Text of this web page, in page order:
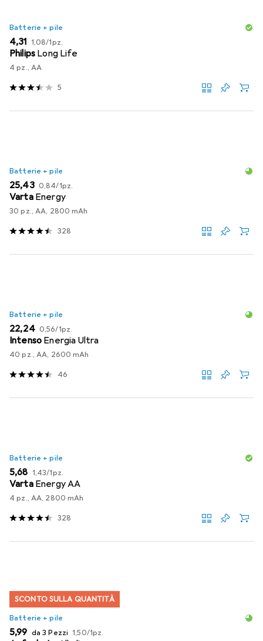
Batterie + pile
EUR
4,31 EUR
1,08/1pz.
Philips Long Life
4 pz., AA
5
Batterie + pile
EUR
25,43 EUR
0,84/1pz.
Varta Energy
30 pz., AA, 2800 mAh
328
Batterie + pile
EUR
22,24 EUR
0,56/1pz.
Intenso Energia Ultra
40 pz., AA, 2600 mAh
46
Batterie + pile
EUR
5,68 EUR
1,43/1pz.
Varta Energy AA
4 pz., AA, 2800 mAh
328
SCONTO SULLA QUANTITÀ
Batterie + pile
EUR
5,99 da 3 Pezzi EUR
1,50/1pz.